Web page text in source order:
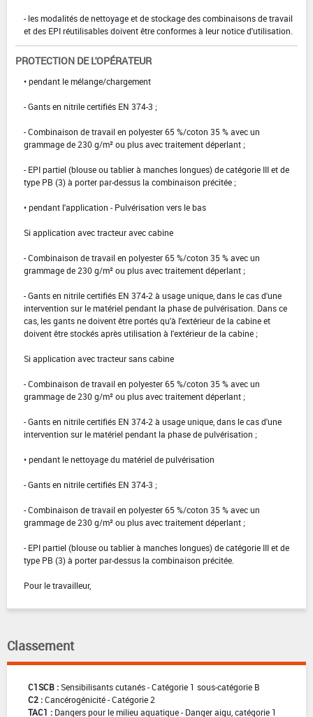
- les modalités de nettoyage et de stockage des combinaisons de travail
et des EPI réutilisables doivent être conformes à leur notice d'utilisation.
PROTECTION DE L'OPÉRATEUR
• pendant le mélange/chargement
- Gants en nitrile certifiés EN 374-3 ;
- Combinaison de travail en polyester 65 %/coton 35 % avec un
grammage de 230 g/m² ou plus avec traitement déperlant ;
- EPI partiel (blouse ou tablier à manches longues) de catégorie III et de
type PB (3) à porter par-dessus la combinaison précitée ;
• pendant l'application - Pulvérisation vers le bas
Si application avec tracteur avec cabine
- Combinaison de travail en polyester 65 %/coton 35 % avec un
grammage de 230 g/m² ou plus avec traitement déperlant ;
- Gants en nitrile certifiés EN 374-2 à usage unique, dans le cas d'une
intervention sur le matériel pendant la phase de pulvérisation. Dans ce
cas, les gants ne doivent être portés qu'à l'extérieur de la cabine et
doivent être stockés après utilisation à l'extérieur de la cabine ;
Si application avec tracteur sans cabine
- Combinaison de travail en polyester 65 %/coton 35 % avec un
grammage de 230 g/m² ou plus avec traitement déperlant ;
- Gants en nitrile certifiés EN 374-2 à usage unique, dans le cas d'une
intervention sur le matériel pendant la phase de pulvérisation ;
• pendant le nettoyage du matériel de pulvérisation
- Gants en nitrile certifiés EN 374-3 ;
- Combinaison de travail en polyester 65 %/coton 35 % avec un
grammage de 230 g/m² ou plus avec traitement déperlant ;
- EPI partiel (blouse ou tablier à manches longues) de catégorie III et de
type PB (3) à porter par-dessus la combinaison précitée.
Pour le travailleur,
Classement
C1SCB :Sensibilisants cutanés - Catégorie 1 sous-catégorie B
C2 :Cancérogénicité - Catégorie 2
TAC1 : Dangers pour le milieu aquatique - Danger aigu, catégorie 1